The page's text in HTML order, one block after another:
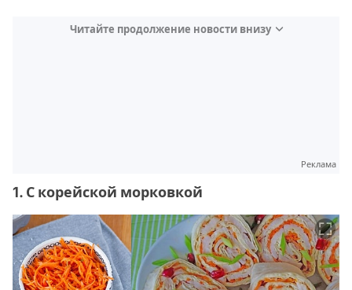
Читайте продолжение новости внизу
Реклама
1. С корейской морковкой